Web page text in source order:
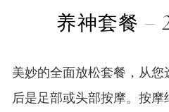
养神套餐 –
美妙的全面放松套餐，从
后是足部或头部按摩。按